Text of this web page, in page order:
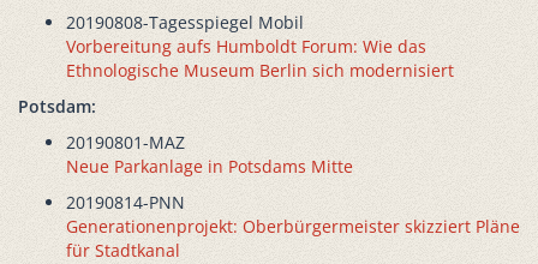
20190808-Tagesspiegel Mobil
Vorbereitung aufs Humboldt Forum: Wie das
Ethnologische Museum Berlin sich modernisiert
Potsdam:
20190801-MAZ
Neue Parkanlage in Potsdams Mitte
20190814-PNN
Generationenprojekt: Oberbürgermeister skizziert Pläne
für Stadtkanal